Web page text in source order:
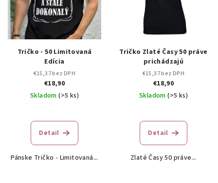
Tričko - 50 Limitovaná
Edícia
€15,37 bez DPH
€18,90
Skladom(>5 ks)
Detail
Pánske Tričko - Limitovaná...
Tričko Zlaté Časy 50 práve
prichádzajú
€15,37 bez DPH
€18,90
Skladom(>5 ks)
Detail
Zlaté Časy 50 práve...